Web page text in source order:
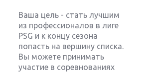
Ваша цель - стать лучшим
из профессионалов в лиге
PSG и к концу сезона
попасть на вершину списка.
Вы можете принимать
участие в соревнованиях